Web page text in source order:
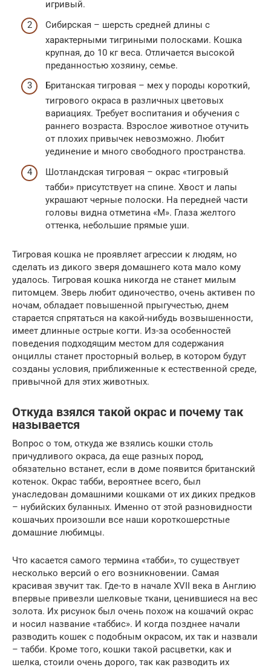
игривый.
Сибирская – шерсть средней длины с
характерными тигриными полосками. Кошка
крупная, до 10 кг веса. Отличается высокой
преданностью хозяину, семье.
Британская тигровая – мех у породы короткий,
тигрового окраса в различных цветовых
вариациях. Требует воспитания и обучения с
раннего возраста. Взрослое животное отучить
от плохих привычек невозможно. Любит
уединение и много свободного пространства.
Шотландская тигровая – окрас «тигровый
табби» присутствует на спине. Хвост и лапы
украшают черные полоски. На передней части
головы видна отметина «М». Глаза желтого
оттенка, небольшие прямые уши.
Тигровая кошка не проявляет агрессии к людям, но
сделать из дикого зверя домашнего кота мало кому
удалось. Тигровая кошка никогда не станет милым
питомцем. Зверь любит одиночество, очень активен по
ночам, обладает повышенной прыгучестью, днем
старается спрятаться на какой-нибудь возвышенности,
имеет длинные острые когти. Из-за особенностей
поведения подходящим местом для содержания
онциллы станет просторный вольер, в котором будут
созданы условия, приближенные к естественной среде,
привычной для этих животных.
Откуда взялся такой окрас и почему так
называется
Вопрос о том, откуда же взялись кошки столь
причудливого окраса, да еще разных пород,
обязательно встанет, если в доме появится британский
котенок. Окрас табби, вероятнее всего, был
унаследован домашними кошками от их диких предков
– нубийских буланных. Именно от этой разновидности
кошачьих произошли все наши короткошерстные
домашние любимцы.
Что касается самого термина «табби», то существует
несколько версий о его возникновении. Самая
красивая звучит так. Где-то в начале XVII века в Англию
впервые привезли шелковые ткани, ценившиеся на вес
золота. Их рисунок был очень похож на кошачий окрас
и носил название «таббис». И когда позднее начали
разводить кошек с подобным окрасом, их так и назвали
– табби. Кроме того, кошки такой расцветки, как и
шелка, стоили очень дорого, так как разводить их